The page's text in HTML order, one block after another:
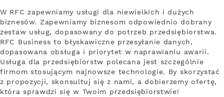
W RFC zapewniamy usługi dla niewielkich i dużych
biznesów. Zapewniamy biznesom odpowiednio dobrany
zestaw usług, dopasowany do potrzeb przedsiębiorstwa.
RFC Business to błyskawiczne przesyłanie danych,
dopasowana obsługa i priorytet w naprawianiu awarii.
Usługa dla przedsiębiorstw polecana jest szczególnie
firmom stosującym najnowsze technologie. By skorzystać
z propozycji, skonsultuj się z nami, a dobierzemy ofertę,
która sprawdzi się w Twoim przedsiębiorstwie!